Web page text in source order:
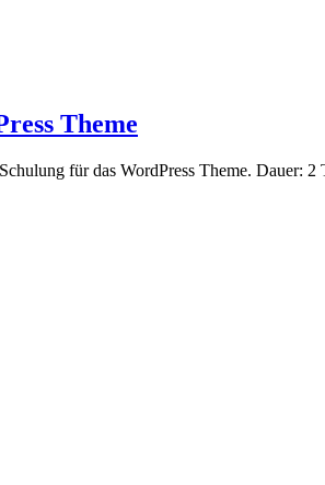
Theme
für das WordPress Theme. Dauer: 2